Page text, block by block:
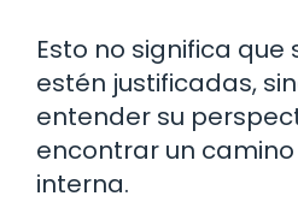
Esto no significa que
estén justificadas,
entender su
encontrar un
interna.